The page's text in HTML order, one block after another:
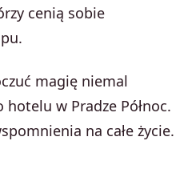
cenią sobie
magię niemal
w Pradze Północ.
na całe życie.